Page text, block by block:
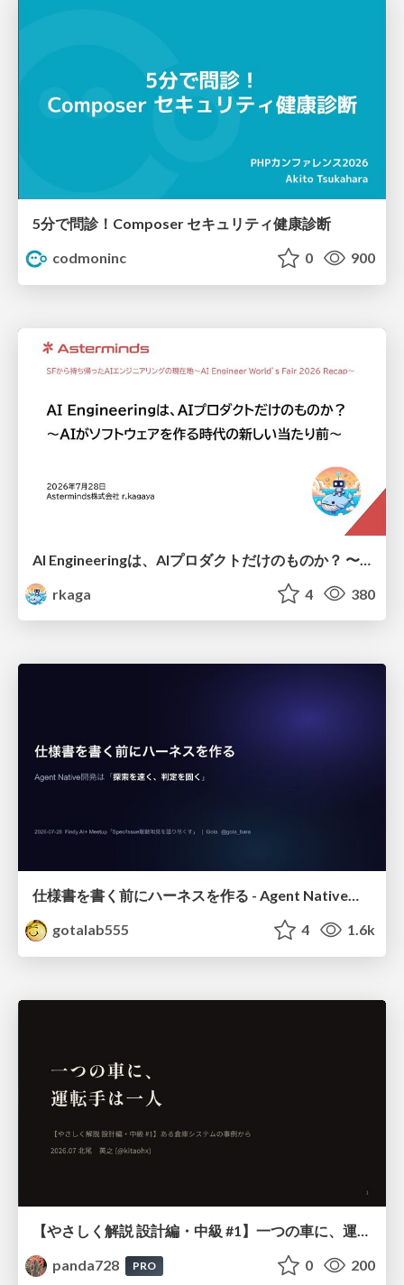
5分で問診！Composer セキュリティ健康診断
codmoninc
0 900
rkaga
4 380
仕様書を書く前にハーネスを作る - Agent Native開発は「探索を速く、判定を固く」
gotalab555
4 1.6k
【やさしく解説 設計編・中級 #1】一つの車に、運転手は一人 ～ある倉庫システムの事例から～
panda728
PRO 0 200